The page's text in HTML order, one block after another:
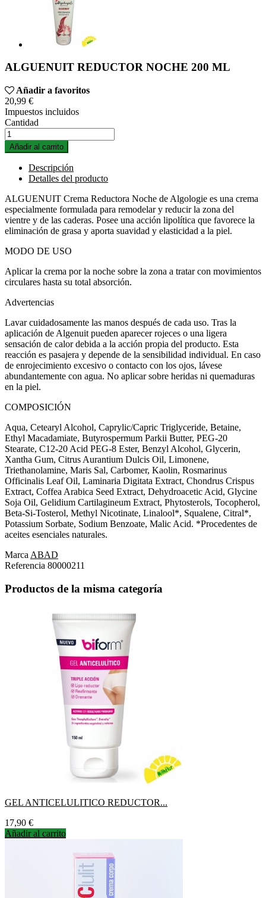
ALGUENUIT REDUCTOR NOCHE 200 ML
Añadir a favoritos
20,99 €
Impuestos incluidos
Cantidad
Añadir al carrito
Descripción
Detalles del producto
ALGUENUIT Crema Reductora Noche de Algologie es una crema
especialmente formulada para remodelar y reducir la zona del
vientre y de las caderas. Posee una acción lipolítica que favorece la
eliminación de grasa y aporta suavidad y elasticidad a la piel.
MODO DE USO
Aplicar la crema por la noche sobre la zona a tratar con movimientos
circulares hasta su total absorción.
Advertencias
Lavar cuidadosamente las manos después de cada uso. Tras la
aplicación de Algenuit pueden aparecer rojeces o una ligera
sensación de calor debida a la acción propia del producto. Esta
reacción es pasajera y depende de la sensibilidad individual. En caso
de enrojecimiento excesivo o contacto con los ojos, lávese
abundantemente con agua. No aplicar sobre heridas ni quemaduras
en la piel.
COMPOSICIÓN
Aqua, Cetearyl Alcohol, Caprylic/Capric Triglyceride, Betaine,
Ethyl Macadamiate, Butyrospermum Parkii Butter, PEG-20
Stearate, C12-20 Acid PEG-8 Ester, Benzyl Alcohol, Glycerin,
Xantha Gum, Citrus Aurantium Dulcis Oil, Limonene,
Triethanolamine, Maris Sal, Carbomer, Kaolin, Rosmarinus
Officinalis Leaf Oil, Laminaria Digitata Extract, Chondrus Crispus
Extract, Coffea Arabica Seed Extract, Dehydroacetic Acid, Glycine
Soja Oil, Gelidium Cartilagineum Extract, Phytosterols, Tocopherol,
Beta-Si-Tosterol, Methyl Nicotinate, Linalool*, Squalene, Citral*,
Potassium Sorbate, Sodium Benzoate, Malic Acid. *Procedentes de
aceites esenciales naturales.
Marca ABAD
Referencia 80000211
Productos de la misma categoría
GEL ANTICELULITICO REDUCTOR...
Precio
17,90 €
Añadir al carrito